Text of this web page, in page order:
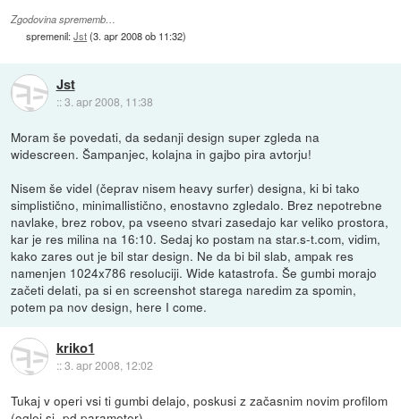
Zgodovina sprememb…
spremenil:Jst(3. apr 2008 ob 11:32)
Jst
::3. apr 2008, 11:38
Moram še povedati, da sedanji design super zgleda na
widescreen. Šampanjec, kolajna in gajbo pira avtorju!
Nisem še videl (čeprav nisem heavy surfer) designa, ki bi tako
simplistično, minimallistično, enostavno zgledalo. Brez nepotrebne
navlake, brez robov, pa vseeno stvari zasedajo kar veliko prostora,
kar je res milina na 16:10. Sedaj ko postam na star.s-t.com, vidim,
kako zares out je bil star design. Ne da bi bil slab, ampak res
namenjen 1024x786 resoluciji. Wide katastrofa. Še gumbi morajo
začeti delati, pa si en screenshot starega naredim za spomin,
potem pa nov design, here I come.
kriko1
::3. apr 2008, 12:02
Tukaj v operi vsi ti gumbi delajo, poskusi z začasnim novim profilom